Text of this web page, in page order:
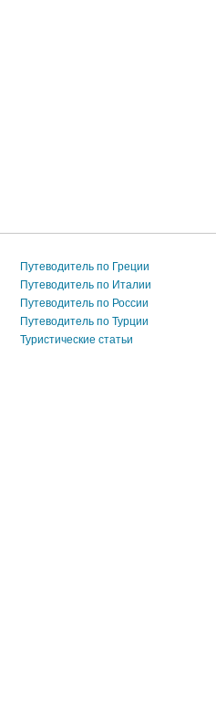
Путеводитель по Греции
Путеводитель по Италии
Путеводитель по России
Путеводитель по Турции
Туристические статьи